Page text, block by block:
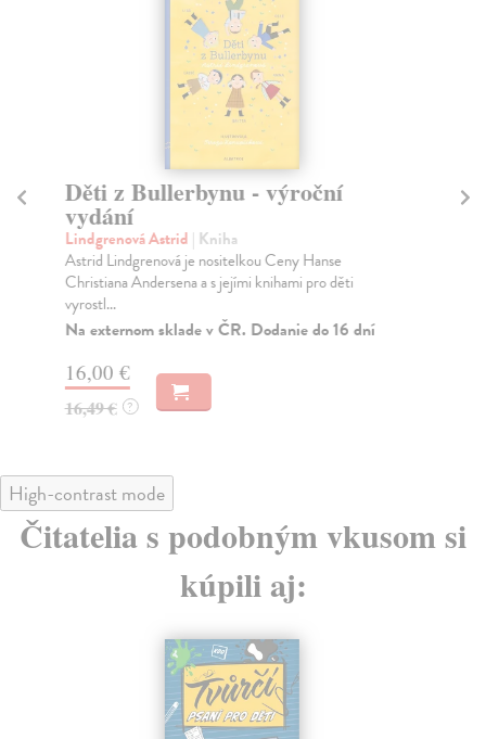
Děti z Bullerbynu - výroční
vydání
Lindgrenová Astrid | Kniha
Astrid Lindgrenová je nositelkou Ceny Hanse
Christiana Andersena a s jejími knihami pro děti
vyrostl...
Na externom sklade v ČR. Dodanie do 16 dní
16,00 €
16,49 € ?
High-contrast mode
Čitatelia s podobným vkusom si
kúpili aj: